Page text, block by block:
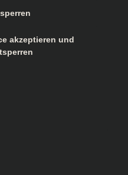
akzeptieren und